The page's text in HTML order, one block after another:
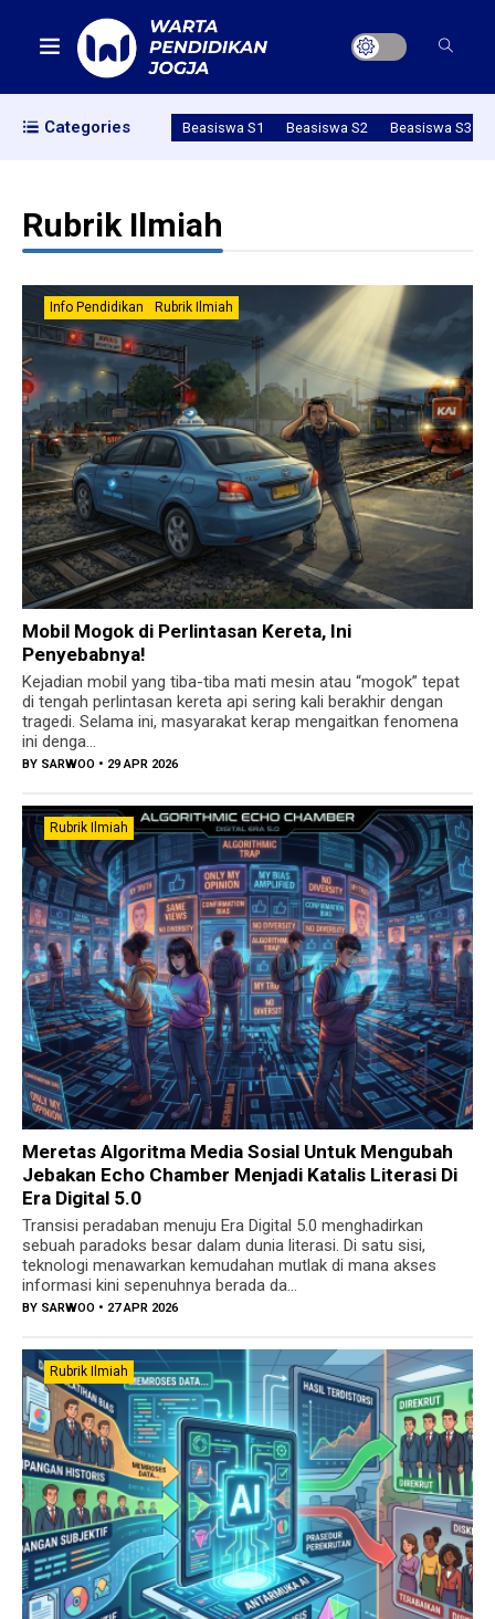
Categories Beasiswa S1 Beasiswa S2 Beasiswa S3
Rubrik Ilmiah
Info Pendidikan Rubrik Ilmiah
Mobil Mogok di Perlintasan Kereta, Ini
Penyebabnya!
Kejadian mobil yang tiba-tiba mati mesin atau “mogok” tepat
di tengah perlintasan kereta api sering kali berakhir dengan
tragedi. Selama ini, masyarakat kerap mengaitkan fenomena
ini denga...
BY SARWOO • 29 APR 2026
Rubrik Ilmiah
Meretas Algoritma Media Sosial Untuk Mengubah
Jebakan Echo Chamber Menjadi Katalis Literasi Di
Era Digital 5.0
Transisi peradaban menuju Era Digital 5.0 menghadirkan
sebuah paradoks besar dalam dunia literasi. Di satu sisi,
teknologi menawarkan kemudahan mutlak di mana akses
informasi kini sepenuhnya berada da...
BY SARWOO • 27 APR 2026
Rubrik Ilmiah